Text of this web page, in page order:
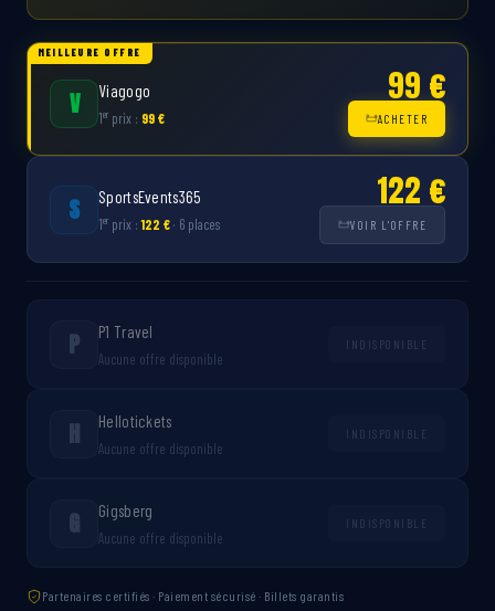
MEILLEURE OFFRE
V Viagogo
1er prix : 99 €
99 €
ACHETER
S SportsEvents365
1er prix :122 €· 6 places
122 €
VOIR L'OFFRE
P P1 Travel
Aucune offre disponible
INDISPONIBLE
H Hellotickets
Aucune offre disponible
INDISPONIBLE
G Gigsberg
Aucune offre disponible
INDISPONIBLE
Partenaires certifiés · Paiement sécurisé · Billets garantis